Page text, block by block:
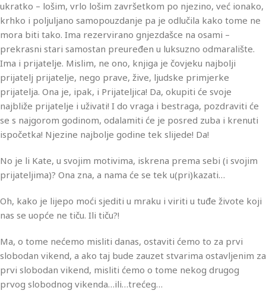
ukratko – lošim, vrlo lošim završetkom po njezino, već ionako,
krhko i poljuljano samopouzdanje pa je odlučila kako tome ne
mora biti tako. Ima rezervirano gnjezdašce na osami –
prekrasni stari samostan preuređen u luksuzno odmaralište.
Ima i prijatelje. Mislim, ne ono, knjiga je čovjeku najbolji
prijatelj prijatelje, nego prave, žive, ljudske primjerke
prijatelja. Ona je, ipak, i Prijateljica! Da, okupiti će svoje
najbliže prijatelje i uživati! I do vraga i bestraga, pozdraviti će
se s najgorom godinom, odalamiti će je posred zuba i krenuti
ispočetka! Njezine najbolje godine tek slijede! Da!
No je li Kate, u svojim motivima, iskrena prema sebi (i svojim
prijateljima)? Ona zna, a nama će se tek u(pri)kazati…
Oh, kako je lijepo moći sjediti u mraku i viriti u tuđe živote koji
nas se uopće ne tiču. Ili tiču?!
Ma, o tome nećemo misliti danas, ostaviti ćemo to za prvi
slobodan vikend, a ako taj bude zauzet stvarima ostavljenim za
prvi slobodan vikend, misliti ćemo o tome nekog drugog
prvog slobodnog vikenda…ili…trećeg…